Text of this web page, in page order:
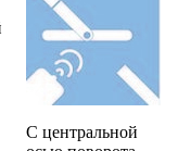
С центральной